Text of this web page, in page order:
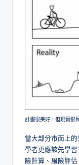
計畫很美好，但現實很
當大部分市面上
學者更應該先學
險計算、風險評